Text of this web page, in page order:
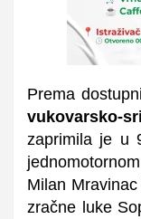
Prema
vukovarsko-
zaprimila je u
Milan
zračne luke